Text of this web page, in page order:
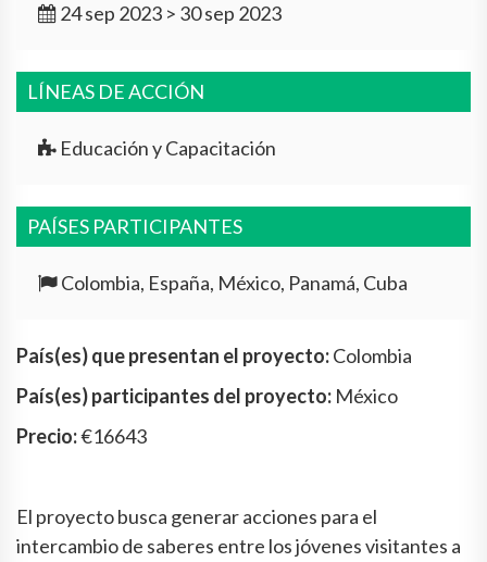
24 sep 2023 > 30 sep 2023
LÍNEAS DE ACCIÓN
Educación y Capacitación
PAÍSES PARTICIPANTES
Colombia, España, México, Panamá, Cuba
País(es) que presentan el proyecto:Colombia
País(es) participantes del proyecto: México
Precio:€16643
El proyecto busca generar acciones para el
intercambio de saberes entre los jóvenes visitantes a